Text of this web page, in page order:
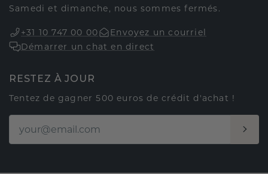
Samedi et dimanche, nous sommes fermés.
+31 10 747 00 00
Envoyez un courriel
Démarrer un chat en direct
RESTEZ À JOUR
Tentez de gagner 500 euros de crédit d'achat !